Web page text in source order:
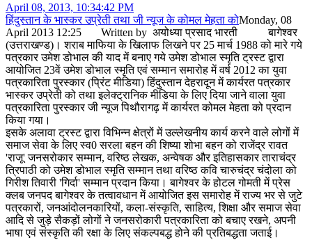
April 08, 2013, 10:34:42 PM
हिंदुस्‍तान के भास्‍कर उप्रेती तथा जी न्‍यूज के कोमल मेहता कोMonday, 08
April 2013 12:25 Written by अयोध्‍या प्रसाद भारती बागेश्वर
(उत्तराखण्ड)। शराब माफिया के खिलाफ लिखने पर 25 मार्च 1988 को मारे गये
पत्रकार उमेश डोभाल की याद में बनाए गये उमेश डोभाल स्मृति ट्रस्ट द्वारा
आयोजित 23वें उमेश डोभाल स्मृति एवं सम्मान समारोह में वर्ष 2012 का युवा
पत्रकारिता पुरस्कार (प्रिंट मीडिया) हिंदुस्तान देहरादून में कार्यरत पत्रकार
भास्कर उप्रेती को तथा इलेक्ट्रानिक मीडिया के लिए दिया जाने वाला युवा
पत्रकारिता पुरस्कार जी न्यूज पिथौरागढ़ में कार्यरत कोमल मेहता को प्रदान
किया गया।
इसके अलावा ट्रस्ट द्वारा विभिन्न क्षेत्रों में उल्लेखनीय कार्य करने वाले लोगों में
समाज सेवा के लिए स्व0 सरला बहन की शिष्या शोभा बहन को राजेंद्र रावत
'राजू' जनसरोकार सम्मान, वरिष्ठ लेखक, अन्वेषक और इतिहासकार ताराचंद्र
त्रिपाठी को उमेश डोभाल स्मृति सम्मान तथा वरिष्ठ कवि चारुचंद्र चंदोला को
गिरीश तिवारी 'गिर्दा' सम्मान प्रदान किया। बागेश्वर के होटल गोमती में प्रेस
क्लब जनपद बागेश्वर के तत्वावधान में आयोजित इस समारोह में राज्य भर से जुटे
पत्रकारों, जनआंदोलनकारियों, कला-संस्कृति, साहित्य, शिक्षा और समाज सेवा
आदि से जुड़े सैकड़ों लोगों ने जनसरोकारी पत्रकारिता को बचाए रखने, अपनी
भाषा एवं संस्कृति की रक्षा के लिए संकल्पबद्ध होने की प्रतिबद्धता जताई।